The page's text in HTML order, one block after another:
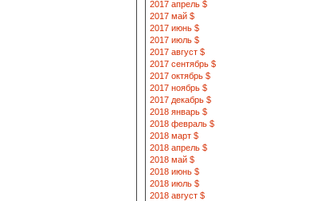
2017 апрель $
2017 май $
2017 июнь $
2017 июль $
2017 август $
2017 сентябрь $
2017 октябрь $
2017 ноябрь $
2017 декабрь $
2018 январь $
2018 февраль $
2018 март $
2018 апрель $
2018 май $
2018 июнь $
2018 июль $
2018 август $